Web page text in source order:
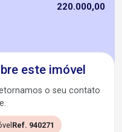
220.000,00
este imóvel
o seu contato
Ref. 940271